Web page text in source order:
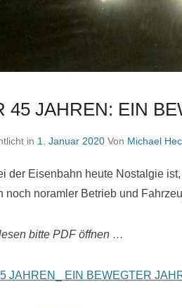
45 JAHREN: EIN
in 1. Januar 2020 Von Michael
der Eisenbahn heute Nostalgie
noch noramler Betrieb und
bitte PDF öffnen …
JAHREN_ EIN BEWEGTER